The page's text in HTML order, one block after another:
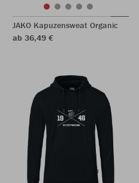
JAKO Kapuzensweat Organic
ab 36,49 €